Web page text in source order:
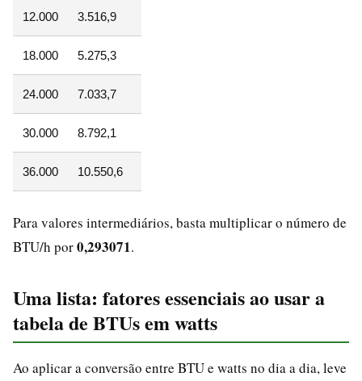
12.000 3.516,9
18.000 5.275,3
24.000 7.033,7
30.000 8.792,1
36.000 10.550,6
Para valores intermediários, basta multiplicar o número de
BTU/h por0,293071.
Uma lista: fatores essenciais ao usar a
tabela de BTUs em watts
Ao aplicar a conversão entre BTU e watts no dia a dia, leve